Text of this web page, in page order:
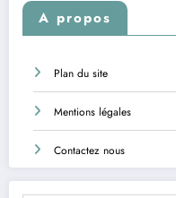
A propos
Plan du site
Mentions légales
Contactez nous